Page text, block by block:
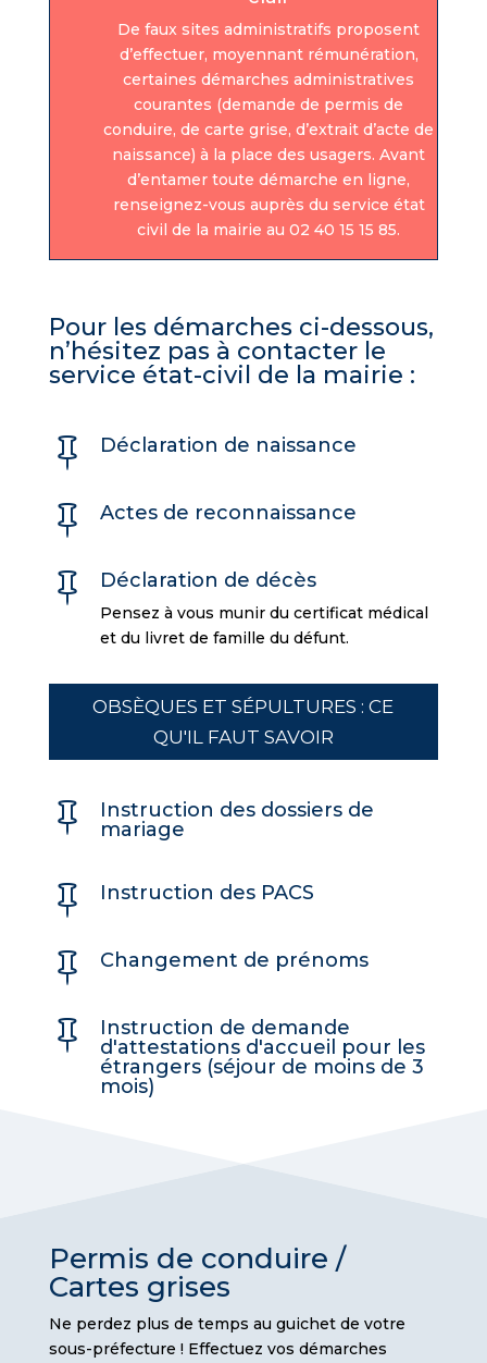
De faux sites administratifs proposent
d’effectuer, moyennant rémunération,
certaines démarches administratives
courantes (demande de permis de
conduire, de carte grise, d’extrait d’acte de
naissance) à la place des usagers. Avant
d’entamer toute démarche en ligne,
renseignez-vous auprès du service état
civil de la mairie au 02 40 15 15 85.
Pour les démarches ci-dessous,
n’hésitez pas à contacter le
service état-civil de la mairie :
 Déclaration de naissance
 Actes de reconnaissance
 Déclaration de décès
Pensez à vous munir du certificat médical
et du livret de famille du défunt.
OBSÈQUES ET SÉPULTURES : CE
QU'IL FAUT SAVOIR

Instruction des dossiers de
mariage
 Instruction des PACS
 Changement de prénoms

Instruction de demande
d'attestations d'accueil pour les
étrangers (séjour de moins de 3
mois)
Permis de conduire /
Cartes grises
Ne perdez plus de temps au guichet de votre
sous-préfecture ! Effectuez vos démarches